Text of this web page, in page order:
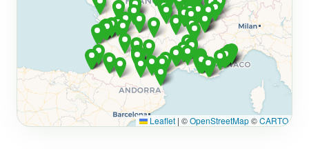
Leaflet | ©OpenStreetMap©CARTO